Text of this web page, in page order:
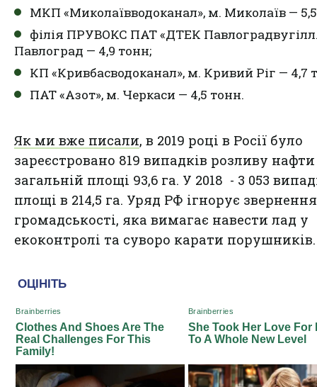
МКП «Миколаївводоканал», м. Миколаїв —
філія ПРУВОКС ПАТ «ДТЕК
Павлоград — 4,9 тонн;
КП «Кривбасводоканал», м. Кривий Ріг — 4,7
ПАТ «Азот», м. Черкаси — 4,5 тонн.
Як ми вже писали, в 2019 році в Росії було
зареєстровано 819 випадків розливу
загальній площі 93,6 га. У 2018 - 3 053
площі в 214,5 га. Уряд РФ ігнорує звернення
громадськості, яка вимагає навести лад у
екоконтролі та суворо карати порушників.